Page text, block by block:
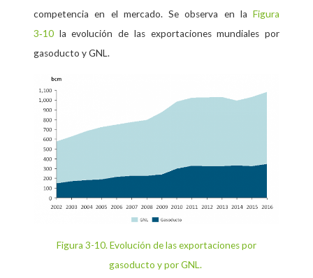
competencia en el mercado. Se observa en la Figura
3‑10 la evolución de las exportaciones mundiales por
gasoducto y GNL.
Figura 3-10. Evolución de las exportaciones por
gasoducto y por GNL.